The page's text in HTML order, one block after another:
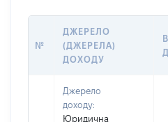
№
ДЖЕРЕЛО
(ДЖЕРЕЛА)
ДОХОДУ
Джерело
доходу:
Юридична